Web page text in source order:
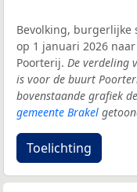
Bevolking, burgerlijke
op 1 januari 2026
Poorterij. De verdeling
is voor de buurt
bovenstaande grafiek
gemeente Brakel
Toelichting